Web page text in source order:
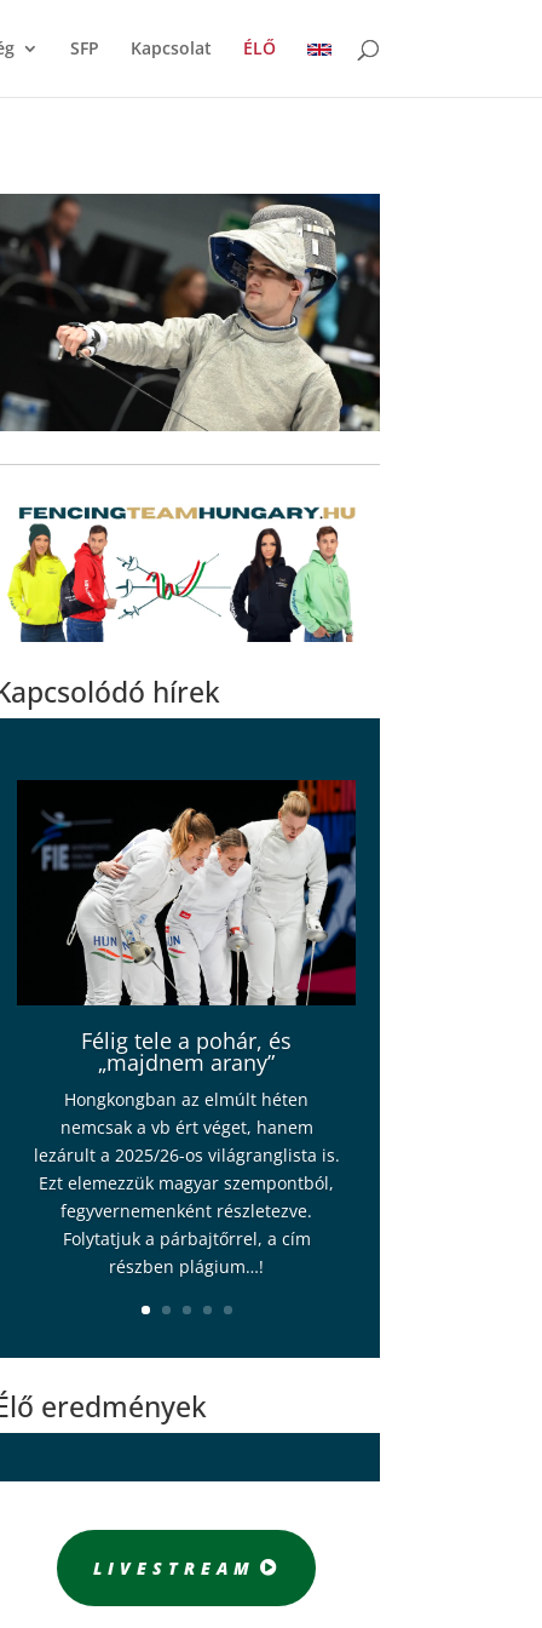
SFP Kapcsolat ÉLŐ
hírek
Félig tele a pohár, és
„majdnem arany”
Hongkongban az elmúlt héten
nemcsak a vb ért véget, hanem
lezárult a 2025/26-os világranglista is.
Ezt elemezzük magyar szempontból,
fegyvernemenként részletezve.
Folytatjuk a párbajtőrrel, a cím
részben plágium…!
eredmények
LIVESTREAM